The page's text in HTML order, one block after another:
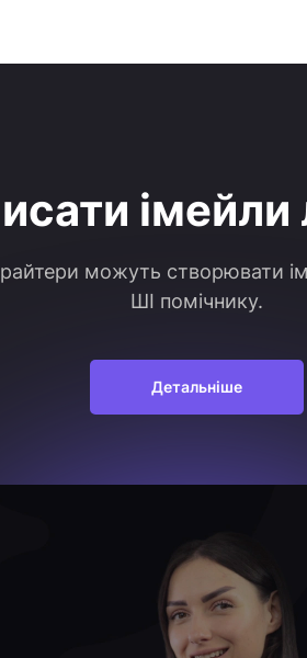
імейли
райтери можуть створювати
ШІ помічнику.
Детальніше